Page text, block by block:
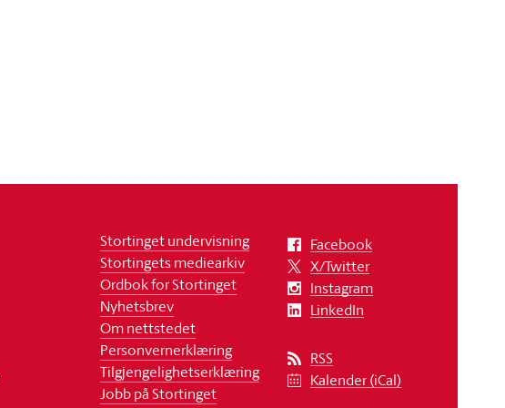
Stortinget undervisning
Stortingets mediearkiv
Ordbok for Stortinget
Nyhetsbrev
Om nettstedet
Personvernerklæring
Tilgjengelighetserklæring
Jobb på Stortinget
Facebook
X/Twitter
Instagram
LinkedIn
RSS
Kalender (iCal)